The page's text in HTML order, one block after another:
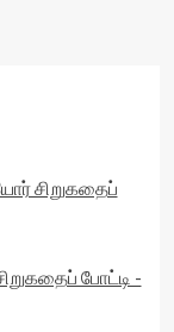
சிறுகதைப்
போட்டி -